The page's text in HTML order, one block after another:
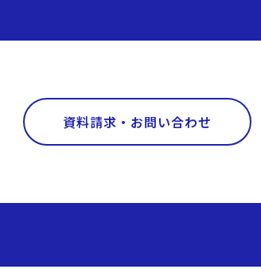
資料請求・お問い合わせ